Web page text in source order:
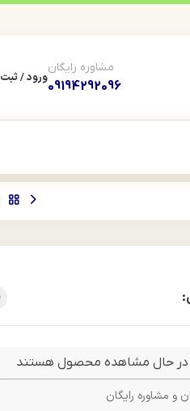
مشاوره رایگان
09194292096
ورود /
در حال مشاهده محصول هستند
و مشاوره رایگان